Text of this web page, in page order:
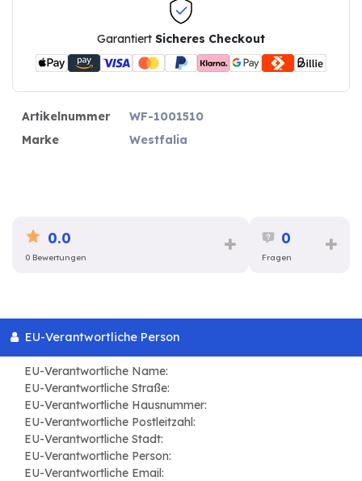
Garantiert Sicheres Checkout
Artikelnummer
WF-1001510
Marke
Westfalia
0.0
0 Bewertungen
0
Fragen
EU-Verantwortliche Person
EU-Verantwortliche Name:
EU-Verantwortliche Straße:
EU-Verantwortliche Hausnummer:
EU-Verantwortliche Postleitzahl:
EU-Verantwortliche Stadt:
EU-Verantwortliche Person:
EU-Verantwortliche Email: